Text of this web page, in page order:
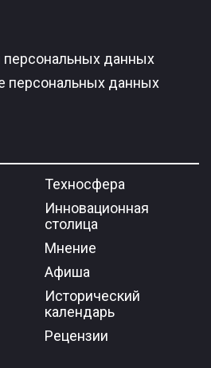
персональных данных
персональных данных
Техносфера
Инновационная
столица
Мнение
Афиша
Исторический
календарь
Рецензии